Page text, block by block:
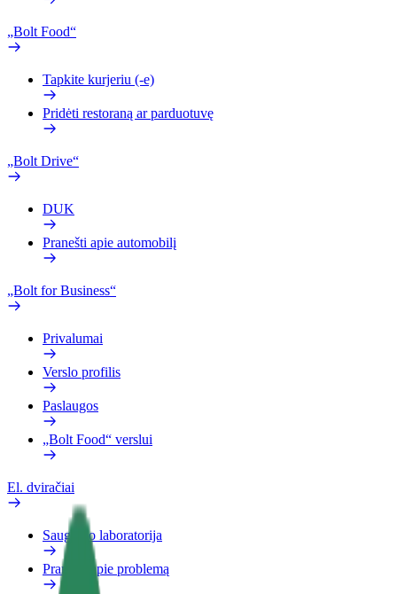
„Bolt Food“
Tapkite kurjeriu (-e)
Pridėti restoraną ar parduotuvę
„Bolt Drive“
DUK
Pranešti apie automobilį
„Bolt for Business“
Privalumai
Verslo profilis
Paslaugos
„Bolt Food“ verslui
El. dviračiai
Saugumo laboratorija
Pranešti apie problemą